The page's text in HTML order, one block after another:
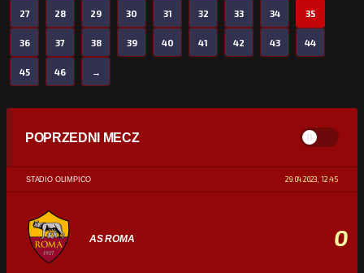
27 28 29 30 31 32 33 34 35
36 37 38 39 40 41 42 43 44
45 46 →
POPRZEDNI MECZ
STADIO OLIMPICO 29.04.2023, 12:45
AS ROMA 0